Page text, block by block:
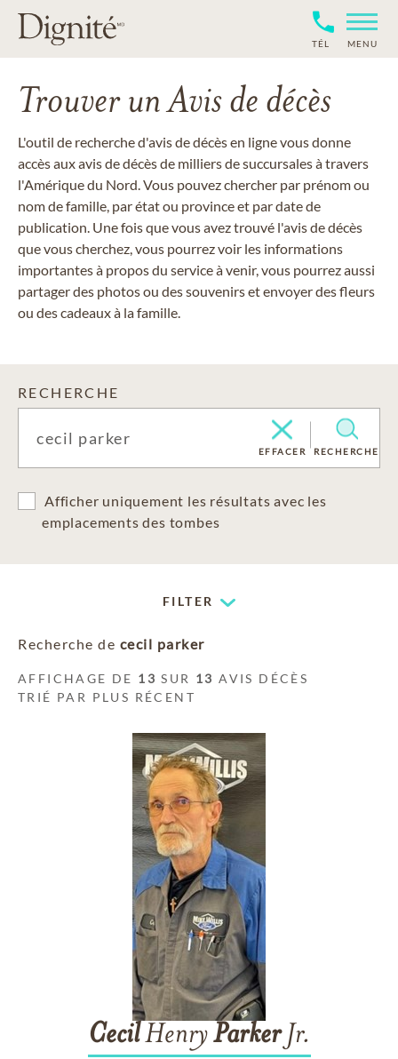
TÉL MENU
Trouver un Avis de décès
L'outil de recherche d'avis de décès en ligne vous donne
accès aux avis de décès de milliers de succursales à travers
l'Amérique du Nord. Vous pouvez chercher par prénom ou
nom de famille, par état ou province et par date de
publication. Une fois que vous avez trouvé l'avis de décès
que vous cherchez, vous pourrez voir les informations
importantes à propos du service à venir, vous pourrez aussi
partager des photos ou des souvenirs et envoyer des fleurs
ou des cadeaux à la famille.
RECHERCHE
EFFACER RECHERCHE
Afficher uniquement les résultats avec les
emplacements des tombes
FILTER
Recherche de cecil parker
AFFICHAGE DE 13 SUR 13 AVIS DÉCÈS
TRIÉ PAR PLUS RÉCENT
CecilHenryParkerJr.